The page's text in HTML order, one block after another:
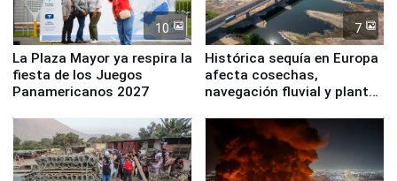
10
La Plaza Mayor ya respira la
fiesta de los Juegos
Panamericanos 2027
7
Histórica sequía en Europa
afecta cosechas,
navegación fluvial y plantas